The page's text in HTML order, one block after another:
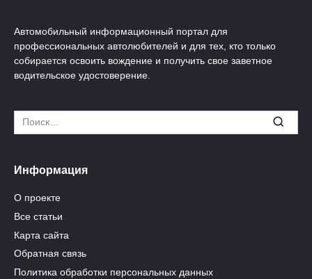
Автомобильный информационный портал для
профессиональных автолюбителей и для тех, кто только
собирается освоить вождение и получить свое заветное
водительское удостоверение.
Search
for:
Информация
О проекте
Все статьи
Карта сайта
Обратная связь
Политика обработки персональных данных